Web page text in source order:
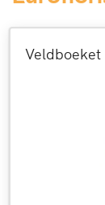
Veldboeket